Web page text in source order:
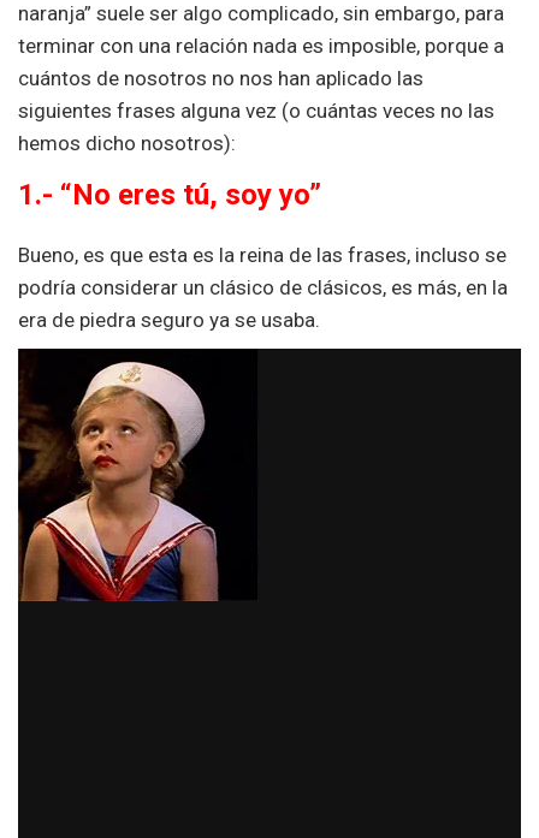
naranja” suele ser algo complicado, sin embargo, para
terminar con una relación nada es imposible, porque a
cuántos de nosotros no nos han aplicado las
siguientes frases alguna vez (o cuántas veces no las
hemos dicho nosotros):
1.- “No eres tú, soy yo”
Bueno, es que esta es la reina de las frases, incluso se
podría considerar un clásico de clásicos, es más, en la
era de piedra seguro ya se usaba.